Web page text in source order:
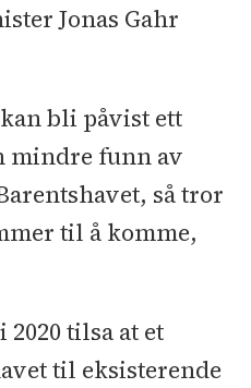
Jonas Gahr
bli påvist ett
mindre funn av
så tror
til å komme,
2020 tilsa at et
til eksisterende